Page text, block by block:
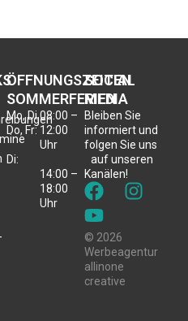
ÖFFNUNGSZEITEN
SOMMERFERIEN
Mo, Di,
Do, Fr:
Di:
08:00 –
12:00
Uhr
14:00 –
18:00
Uhr
SOCIAL
MEDIA
Bleiben Sie
informiert und
folgen Sie uns
auf unseren
Kanälen!
© 2026
Werbeagentur
allinone
creative